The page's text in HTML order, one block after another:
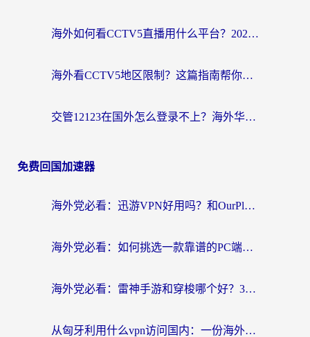
海外如何看CCTV5直播用什么平台？2026最新指南：看欧洲杯、中超、奥运不再卡
海外看CCTV5地区限制？这篇指南帮你流畅看欧洲杯、NBA还听中文解说
交管12123在国外怎么登录不上？海外华人必看的回国加速器选择指南
免费回国加速器
海外党必看：迅游VPN好用吗？和OurPlay VPN对比哪个回国效果更好？附真实体验测评
海外党必看：如何挑选一款靠谱的PC端VPN，让回国冲浪不再卡顿
海外党必看：雷神手游和穿梭哪个好？3步教你选对回国加速器（附实测对比）
从匈牙利用什么vpn访问国内：一份海外游子的网络归乡指南